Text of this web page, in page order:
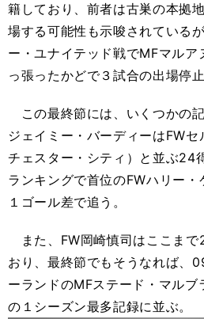
籍しており、前者は古巣の本拠
場する可能性も示唆されている
ー・ユナイテッド戦でMFマルア
っ張ったかどで３試合の出場停止
この最終節には、いくつかの
ジェイミー・バーディーはFW
チェスター・シティ）と並ぶ24
ランキングで首位のFWハリー
１ゴール差で追う。
また、FW岡崎慎司はここまで
おり、最終節でもそうなれば、
ーランドのMFステード・マル
の１シーズン最多記録に並ぶ。